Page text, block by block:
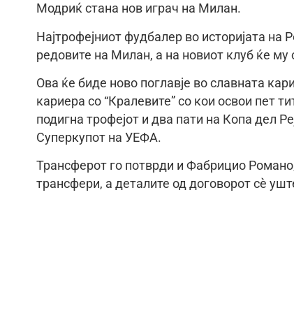
Модриќ стана нов играч на Милан.
Најтрофејниот фудбалер во историјата
редовите на Милан, а на новиот клуб ќе му
Ова ќе биде ново поглавје во славната
кариера со “Кралевите” со кои освои пет
подигна трофејот и два пати на Копа дел
Суперкупот на УЕФА.
Трансферот го потврди и Фабрицио
трансфери, а деталите од договорот сè